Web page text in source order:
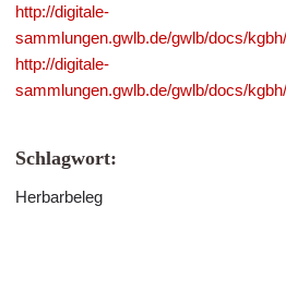
http://digitale-
sammlungen.gwlb.de/gwlb/docs/
http://digitale-
sammlungen.gwlb.de/gwlb/docs/
Schlagwort:
Herbarbeleg